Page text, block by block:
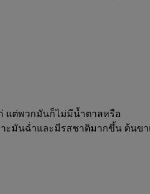
แต่พวกมันก็ไม่มีน้ำตาลหรือ
ะมันฉ่ำและมีรสชาติมากขึ้น ต้นขา
อาหาร
รรลุเป้าหมายหลักและ